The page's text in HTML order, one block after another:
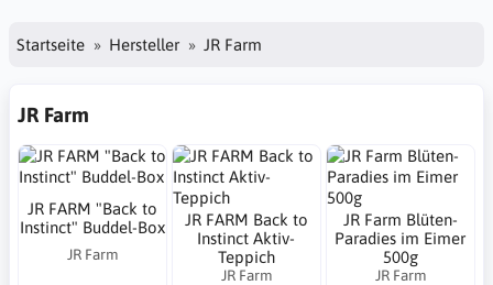
Startseite Hersteller JR Farm
JR Farm
JR FARM "Back to
Instinct" Buddel-Box
JR Farm
JR FARM Back to
Instinct Aktiv-
Teppich
JR Farm
JR Farm Blüten-
Paradies im Eimer
500g
JR Farm